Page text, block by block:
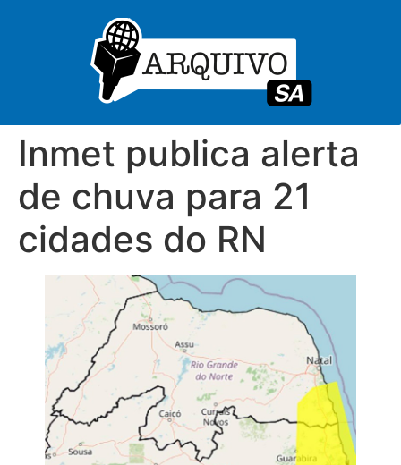
Inmet publica alerta
de chuva para 21
cidades do RN